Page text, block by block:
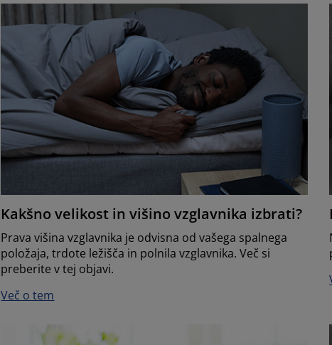
Kakšno velikost in višino vzglavnika izbrati?
Prava višina vzglavnika je odvisna od vašega spalnega
položaja, trdote ležišča in polnila vzglavnika. Več si
preberite v tej objavi.
Več o tem